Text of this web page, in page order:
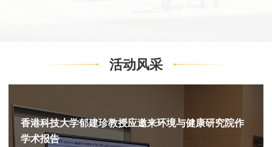
活动风采
香港科技大学郁建珍教授应邀来环境与健康研究院作
学术报告